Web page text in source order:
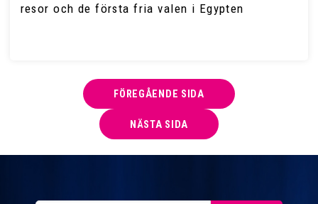
resor och de första fria valen i Egypten
FÖREGÅENDE SIDA
NÄSTA SIDA